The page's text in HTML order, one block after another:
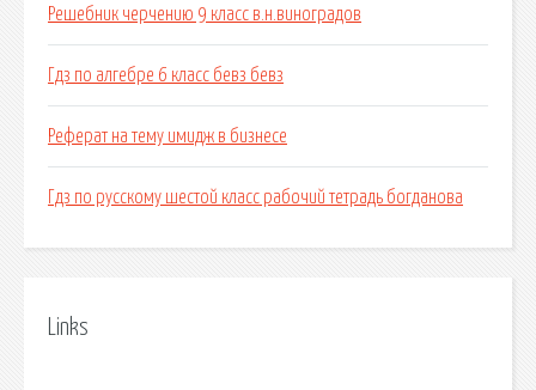
Решебник черчению 9 класс в.н.виноградов
Гдз по алгебре 6 класс бевз бевз
Реферат на тему имидж в бизнесе
Гдз по русскому шестой класс рабочий тетрадь богданова
Links